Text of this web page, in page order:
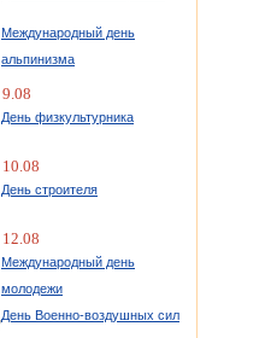
Международный день
альпинизма
9.08
День физкультурника
10.08
День строителя
12.08
Международный день
молодежи
День Военно-воздушных сил